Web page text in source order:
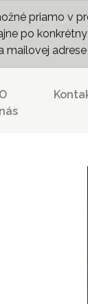
priamo v
po
O
nás